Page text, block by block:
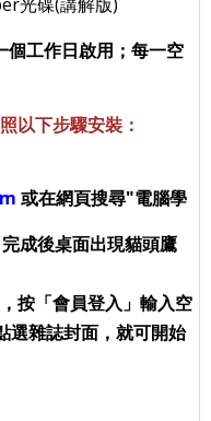
工作日啟用； 每一空
以下步驟安裝：
或在網頁搜尋"電腦學
成後桌面出現貓頭鷹
按「會員登入」輸入空
選雜誌封面，就可開始